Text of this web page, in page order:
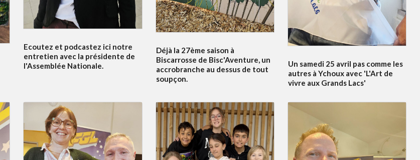
Ecoutez et podcastez ici notre
entretien avec la présidente de
l'Assemblée Nationale.
Déjà la 27ème saison à
Biscarrosse de Bisc'Aventure, un
accrobranche au dessus de tout
soupçon.
Un samedi 25 avril pas comme les
autres à Ychoux avec 'L'Art de
vivre aux Grands Lacs'